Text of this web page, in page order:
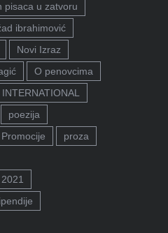
pisaca u zatvoru
ibrahimović
Novi Izraz
O penovcima
poezija
Promocije
proza